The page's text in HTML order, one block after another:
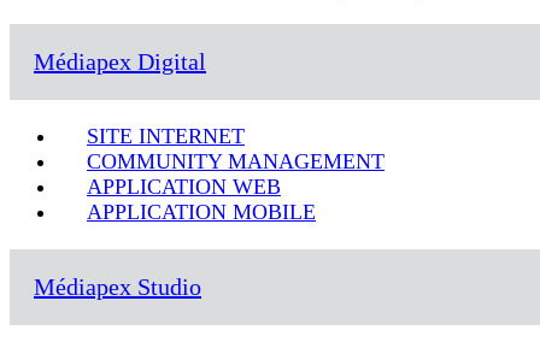
Médiapex Digital
SITE INTERNET
COMMUNITY MANAGEMENT
APPLICATION WEB
APPLICATION MOBILE
Médiapex Studio